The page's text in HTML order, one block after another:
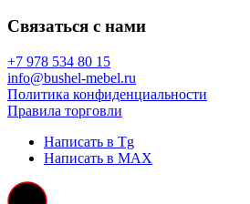
Связаться с нами
+7 978 534 80 15
info@bushel-mebel.ru
Политика конфиденциальности
Правила торговли
Написать в Tg
Написать в MAX